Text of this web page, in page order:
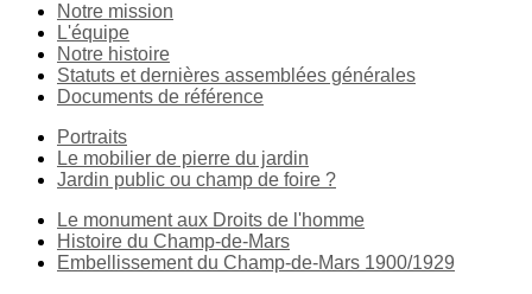
Notre mission
L'équipe
Notre histoire
Statuts et dernières assemblées générales
Documents de référence
Portraits
Le mobilier de pierre du jardin
Jardin public ou champ de foire ?
Le monument aux Droits de l'homme
Histoire du Champ-de-Mars
Embellissement du Champ-de-Mars 1900/1929